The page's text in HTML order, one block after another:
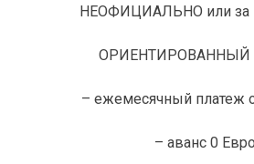
НЕОФИЦИАЛЬНО или за
ОРИЕНТИРОВАННЫЙ
– ежемесячный платеж
– аванс 0 Евро